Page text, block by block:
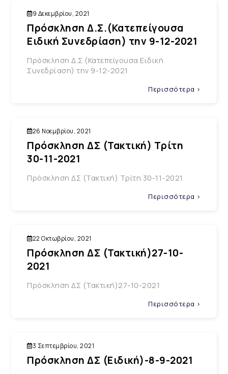
9 Δεκεμβρίου, 2021
Πρόσκληση Δ.Σ.(Κατεπείγουσα
Ειδική Συνεδρίαση) την 9-12-2021
Πρόσκληση Δ.Σ.(Κατεπείγουσα Ειδική
Συνεδρίαση) την 9-12-2021
Περισσότερα >
26 Νοεμβρίου, 2021
Πρόσκληση ΔΣ (Τακτική) Τρίτη
30-11-2021
Πρόσκληση ΔΣ (Τακτική) Τρίτη 30-11-2021
Περισσότερα >
22 Οκτωβρίου, 2021
Πρόσκληση ΔΣ (Τακτική)27-10-
2021
Πρόσκληση ΔΣ (Τακτική)27-10-2021
Περισσότερα >
3 Σεπτεμβρίου, 2021
Πρόσκληση ΔΣ (Ειδική)-8-9-2021